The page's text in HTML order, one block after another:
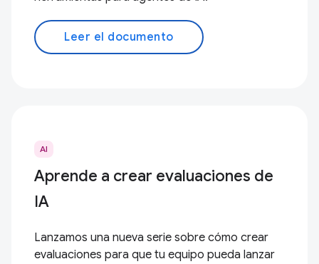
Leer el documento
AI
Aprende a crear evaluaciones de
IA
Lanzamos una nueva serie sobre cómo crear
evaluaciones para que tu equipo pueda lanzar